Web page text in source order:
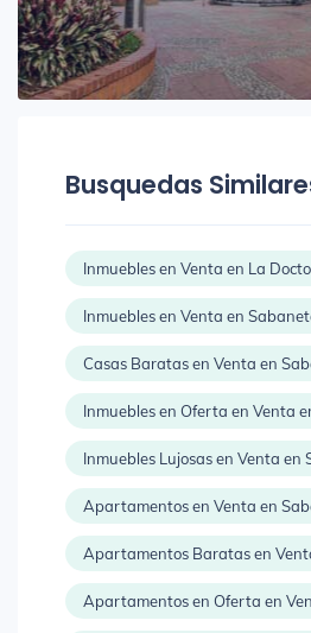
Busquedas
Inmuebles en Venta en La
Inmuebles en Venta en
Casas Baratas en Venta en
Inmuebles en Oferta en Venta
Inmuebles Lujosas en Venta en
Apartamentos en Venta en
Apartamentos Baratas en
Apartamentos en Oferta en